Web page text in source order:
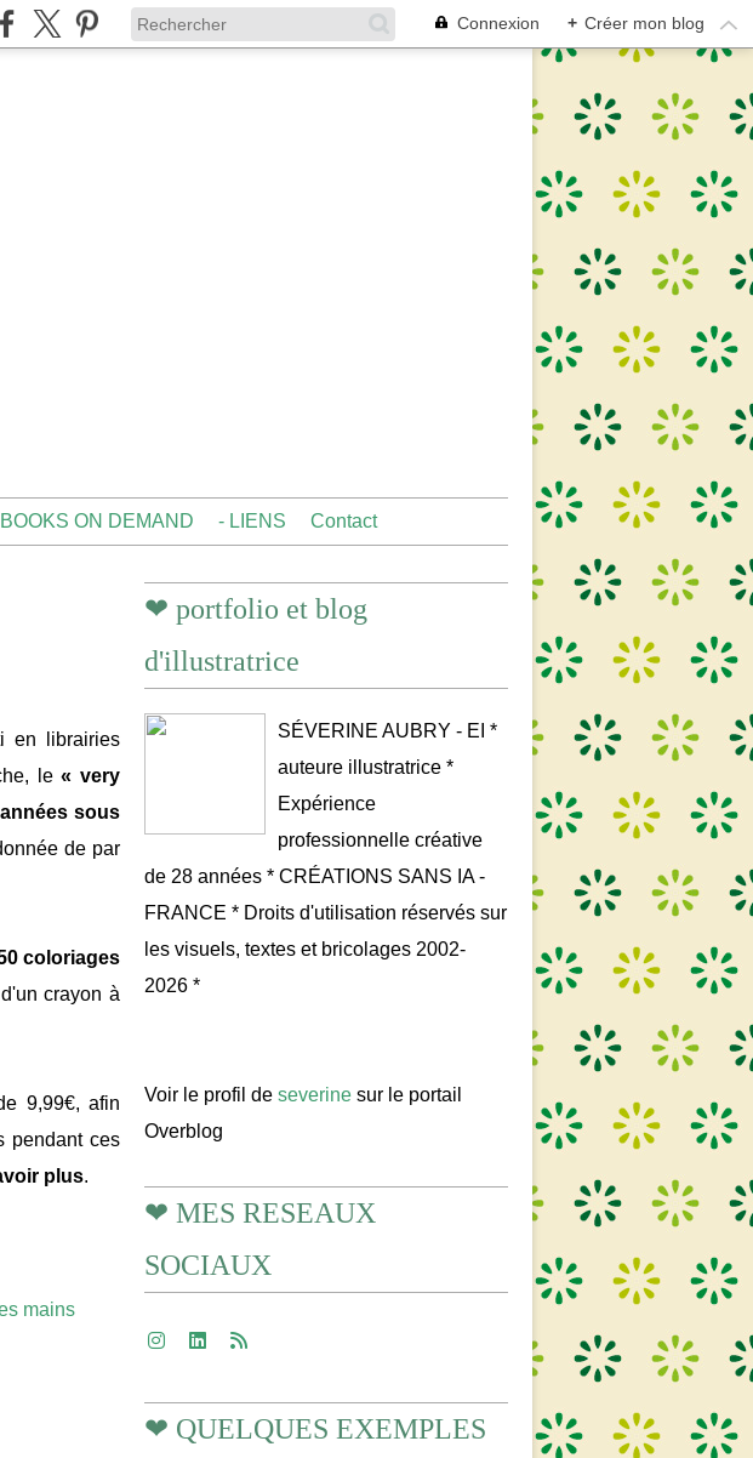
Connexion + Créer mon blog
ON DEMAND - LIENS Contact
en librairies
le« very
sous
de par
coloriages
crayon à
9,99€, afin
pendant ces
plus.
❤ portfolio et blog
d'illustratrice
SÉVERINE AUBRY - EI *
auteure illustratrice *
Expérience
professionnelle créative
de 28 années * CRÉATIONS SANS IA -
FRANCE * Droits d'utilisation réservés sur
les visuels, textes et bricolages 2002-
2026 *
Voir le profil de severine sur le portail
Overblog
❤ MES RESEAUX
SOCIAUX
❤ QUELQUES EXEMPLES